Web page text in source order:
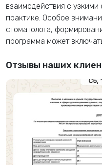
взаимодействия с
практике. Особое
стоматолога,
программа может
Отзывы наших